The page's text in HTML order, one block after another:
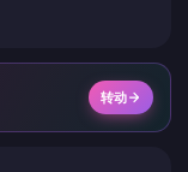
转动